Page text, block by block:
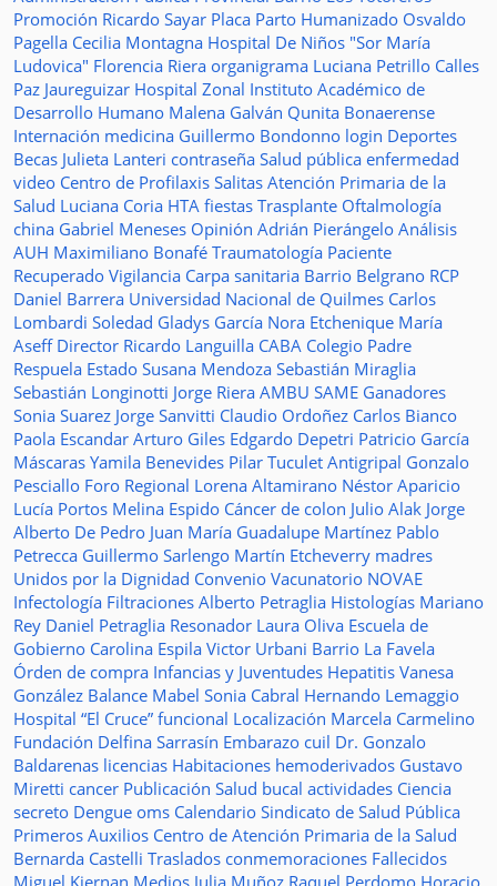
Promoción Ricardo Sayar Placa Parto Humanizado Osvaldo
Pagella Cecilia Montagna Hospital De Niños "Sor María
Ludovica" Florencia Riera organigrama Luciana Petrillo Calles
Paz Jaureguizar Hospital Zonal Instituto Académico de
Desarrollo Humano Malena Galván Qunita Bonaerense
Internación medicina Guillermo Bondonno login Deportes
Becas Julieta Lanteri contraseña Salud pública enfermedad
video Centro de Profilaxis Salitas Atención Primaria de la
Salud Luciana Coria HTA fiestas Trasplante Oftalmología
china Gabriel Meneses Opinión Adrián Pierángelo Análisis
AUH Maximiliano Bonafé Traumatología Paciente
Recuperado Vigilancia Carpa sanitaria Barrio Belgrano RCP
Daniel Barrera Universidad Nacional de Quilmes Carlos
Lombardi Soledad Gladys García Nora Etchenique María
Aseff Director Ricardo Languilla CABA Colegio Padre
Respuela Estado Susana Mendoza Sebastián Miraglia
Sebastián Longinotti Jorge Riera AMBU SAME Ganadores
Sonia Suarez Jorge Sanvitti Claudio Ordoñez Carlos Bianco
Paola Escandar Arturo Giles Edgardo Depetri Patricio García
Máscaras Yamila Benevides Pilar Tuculet Antigripal Gonzalo
Pesciallo Foro Regional Lorena Altamirano Néstor Aparicio
Lucía Portos Melina Espido Cáncer de colon Julio Alak Jorge
Alberto De Pedro Juan María Guadalupe Martínez Pablo
Petrecca Guillermo Sarlengo Martín Etcheverry madres
Unidos por la Dignidad Convenio Vacunatorio NOVAE
Infectología Filtraciones Alberto Petraglia Histologías Mariano
Rey Daniel Petraglia Resonador Laura Oliva Escuela de
Gobierno Carolina Espila Victor Urbani Barrio La Favela
Órden de compra Infancias y Juventudes Hepatitis Vanesa
González Balance Mabel Sonia Cabral Hernando Lemaggio
Hospital “El Cruce” funcional Localización Marcela Carmelino
Fundación Delfina Sarrasín Embarazo cuil Dr. Gonzalo
Baldarenas licencias Habitaciones hemoderivados Gustavo
Miretti cancer Publicación Salud bucal actividades Ciencia
secreto Dengue oms Calendario Sindicato de Salud Pública
Primeros Auxilios Centro de Atención Primaria de la Salud
Bernarda Castelli Traslados conmemoraciones Fallecidos
Miguel Kiernan Medios Julia Muñoz Raquel Perdomo Horacio